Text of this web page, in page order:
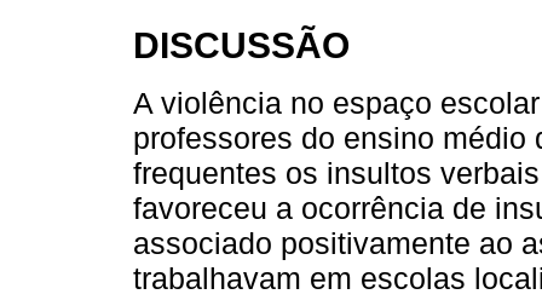
DISCUSSÃO
A violência no espaço
professores do ensino médio
frequentes os insultos
favoreceu a ocorrência de
associado positivamente ao
trabalhavam em escolas